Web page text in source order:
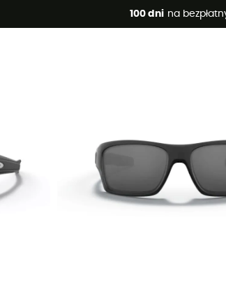
100 dni na
Letnie promocje 🔥 -5% DODATKOWO przy